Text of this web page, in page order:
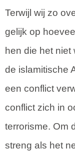
Terwijl wij zo
gelijk op
hen die het niet
de islamitische
een conflict
conflict zich in
terrorisme. Om
streng als het